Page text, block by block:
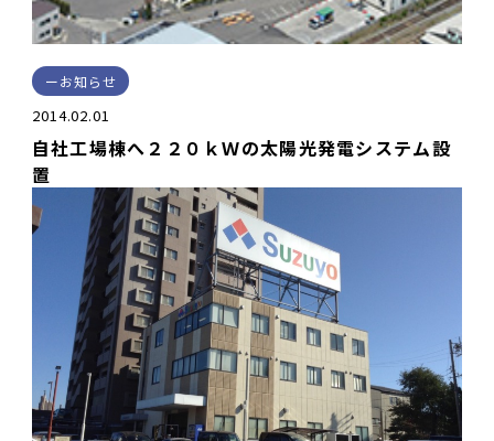
お知らせ
2014.02.01
自社工場棟へ２２０ｋＷの太陽光発電システム設
置